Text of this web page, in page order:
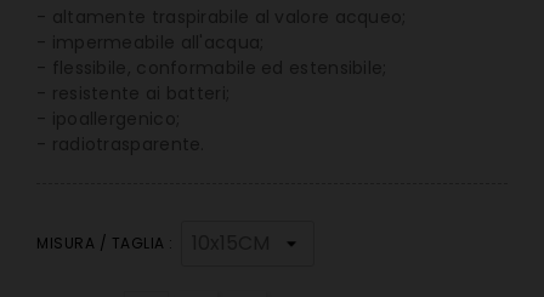
MISURA / TAGLIA :